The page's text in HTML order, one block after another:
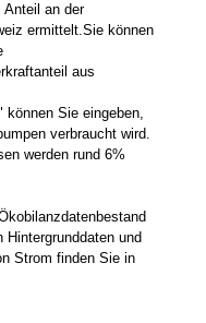
Anteil an der
ermittelt.Sie können
aus
können Sie eingeben,
verbraucht wird.
werden rund 6%
und
Strom finden Sie in